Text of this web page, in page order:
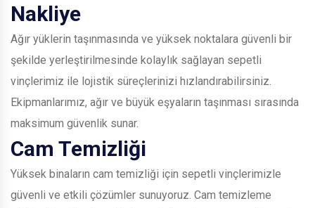
Nakliye
Ağır yüklerin taşınmasında ve yüksek noktalara güvenli bir
şekilde yerleştirilmesinde kolaylık sağlayan sepetli
vinçlerimiz ile lojistik süreçlerinizi hızlandırabilirsiniz.
Ekipmanlarımız, ağır ve büyük eşyaların taşınması sırasında
maksimum güvenlik sunar.
Cam Temizliği
Yüksek binaların cam temizliği için sepetli vinçlerimizle
güvenli ve etkili çözümler sunuyoruz. Cam temizleme